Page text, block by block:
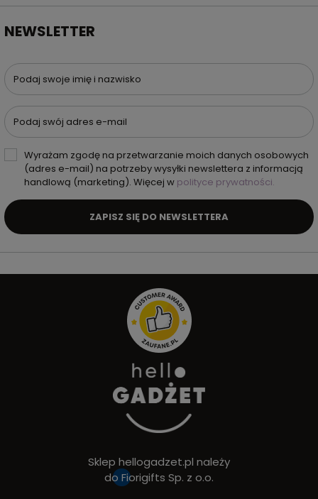
NEWSLETTER
Podaj swoje imię i nazwisko
Podaj swój adres e-mail
Wyrażam zgodę na przetwarzanie moich danych osobowych
(adres e-mail) na potrzeby wysyłki newslettera z informacją
handlową (marketing). Więcej w polityce prywatności.
ZAPISZ SIĘ DO NEWSLETTERA
Sklep hellogadzet.pl należy
do Fiorigifts Sp. z o.o.